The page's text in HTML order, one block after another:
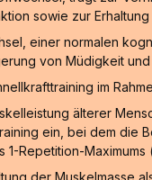
sowie zur
einer normalen
von Müdigkeit
im
älterer
ein, bei dem
1-Repetition-
der Muskelmasse